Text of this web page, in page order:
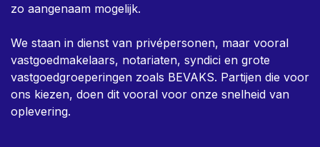
zo aangenaam mogelijk.
We staan in dienst van privépersonen, maar vooral
vastgoedmakelaars, notariaten, syndici en grote
vastgoedgroeperingen zoals BEVAKS. Partijen die voor
ons kiezen, doen dit vooral voor onze snelheid van
oplevering.